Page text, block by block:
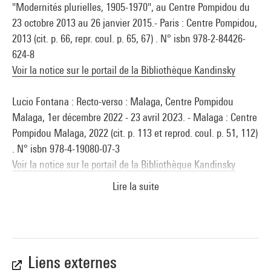
"Modernités plurielles, 1905-1970", au Centre Pompidou du
23 octobre 2013 au 26 janvier 2015.- Paris : Centre Pompidou,
2013 (cit. p. 66, repr. coul. p. 65, 67) . N° isbn 978-2-84426-
624-8
Voir la notice sur le portail de la Bibliothèque Kandinsky
Lucio Fontana : Recto-verso : Malaga, Centre Pompidou
Malaga, 1er décembre 2022 - 23 avril 2O23. - Malaga : Centre
Pompidou Malaga, 2022 (cit. p. 113 et reprod. coul. p. 51, 112)
. N° isbn 978-4-19080-07-3
Voir la notice sur le portail de la Bibliothèque Kandinsky
Lire la suite
Liens externes